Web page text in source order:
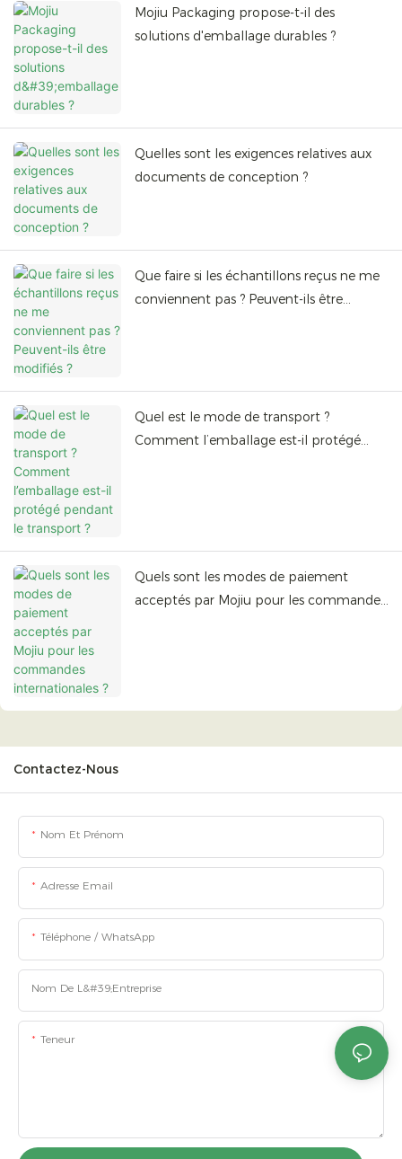
Mojiu Packaging propose-t-il des
solutions d'emballage durables ?
Quelles sont les exigences relatives aux
documents de conception ?
Que faire si les échantillons reçus ne me
conviennent pas ? Peuvent-ils être
Quel est le mode de transport ?
Comment l’emballage est-il protégé
Quels sont les modes de paiement
acceptés par Mojiu pour les commandes
Contactez-Nous
Nom Et Prénom
Adresse Email
Téléphone / WhatsApp
Nom De L&#39;entreprise
Teneur